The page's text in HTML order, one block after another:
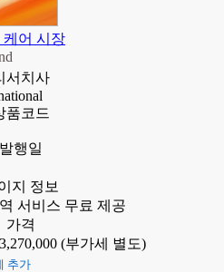
어 시장
서치사
품코드
발행일
지 정보
서비스 무료 제공
가격
(부가세 별도)
추가